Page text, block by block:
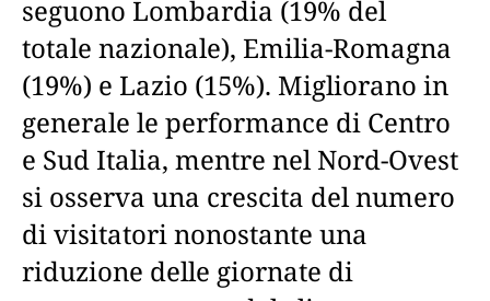
seguono Lombardia (19% del
totale nazionale), Emilia-Romagna
(19%) e Lazio (15%). Migliorano in
generale le performance di Centro
e Sud Italia, mentre nel Nord-Ovest
si osserva una crescita del numero
di visitatori nonostante una
riduzione delle giornate di